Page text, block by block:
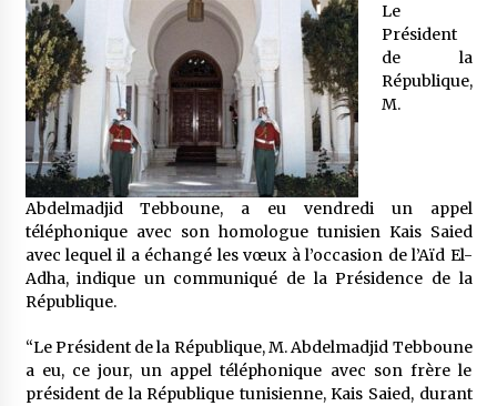
4 ans ago
Quand on va vite
5 ans ago
« Père, tiens-moi, je vais tomber ! »
5 ans ago
Le bouc de l’Au-delà
Le monstrueux vieillard (Un récit du Sud
algérien)
Le
Président
de la
République,
M.
Abdelmadjid Tebboune, a eu vendredi un appel
téléphonique avec son homologue tunisien Kais Saied
avec lequel il a échangé les vœux à l’occasion de l’Aïd El-
Adha, indique un communiqué de la Présidence de la
République.
“Le Président de la République, M. Abdelmadjid Tebboune
a eu, ce jour, un appel téléphonique avec son frère le
président de la République tunisienne, Kais Saied, durant